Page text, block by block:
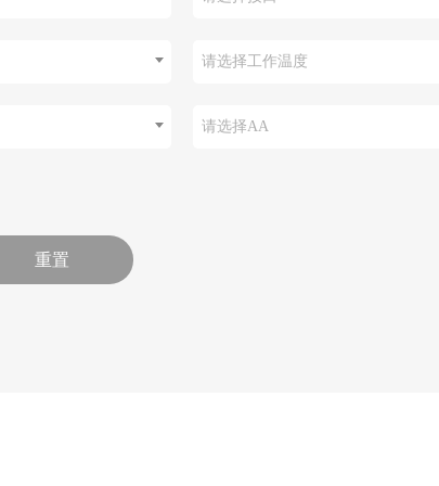
请选择工作温度
请选择AA